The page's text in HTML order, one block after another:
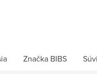
Značka BIBS